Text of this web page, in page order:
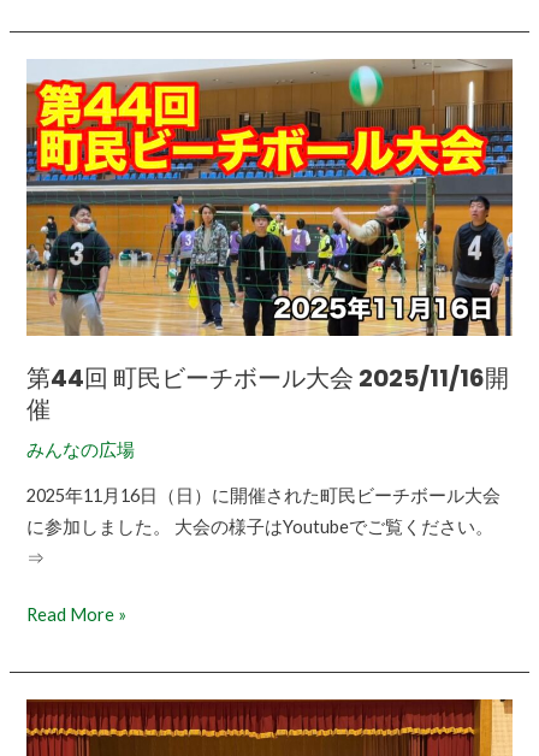
第44回 町民ビーチボール大会 2025/11/16開
催
みんなの広場
2025年11月16日（日）に開催された町民ビーチボール大会
に参加しました。 大会の様子はYoutubeでご覧ください。
⇒
44
回
町
民
ビ
ー
チ
ボ
ル
大
会
催
Read More »
山
崎